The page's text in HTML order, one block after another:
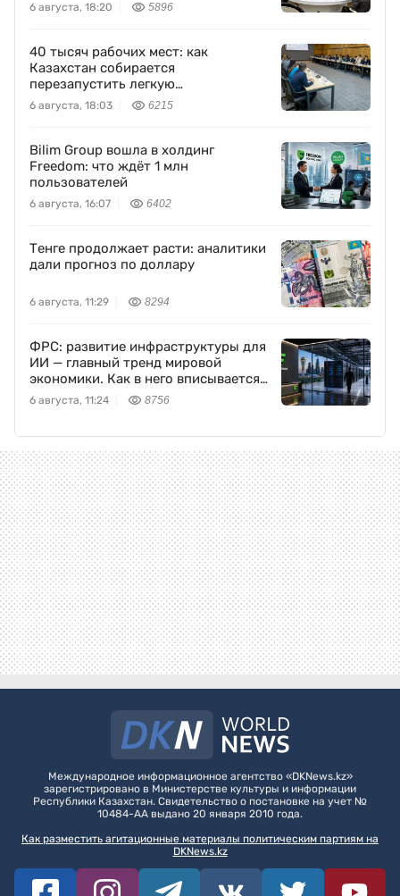
6 августа, 18:20 5896
40 тысяч рабочих мест: как
Казахстан собирается
перезапустить легкую
промышленность
6 августа, 18:03 6215
Bilim Group вошла в холдинг
Freedom: что ждёт 1 млн
пользователей
6 августа, 16:07 6402
Тенге продолжает расти: аналитики
дали прогноз по доллару
6 августа, 11:29 8294
ФРС: развитие инфраструктуры для
ИИ — главный тренд мировой
экономики. Как в него вписывается
Freedom Holding Corp.
6 августа, 11:24 8756
Международное информационное агентство «DKNews.kz»
зарегистрировано в Министерстве культуры и информации
Республики Казахстан. Свидетельство о постановке на учет №
10484-АА выдано 20 января 2010 года.
Как разместить агитационные материалы политическим партиям на
DKNews.kz